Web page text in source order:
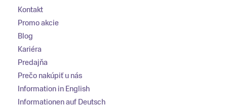
Kontakt
Promo akcie
Blog
Kariéra
Predajňa
Prečo nakúpiť u nás
Information in English
Informationen auf Deutsch